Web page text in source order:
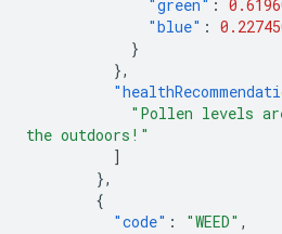
"green" :
"blue" :
}
},
"Pollen levels
the outdoors!"
]
},
{
"code" : "WEED" ,